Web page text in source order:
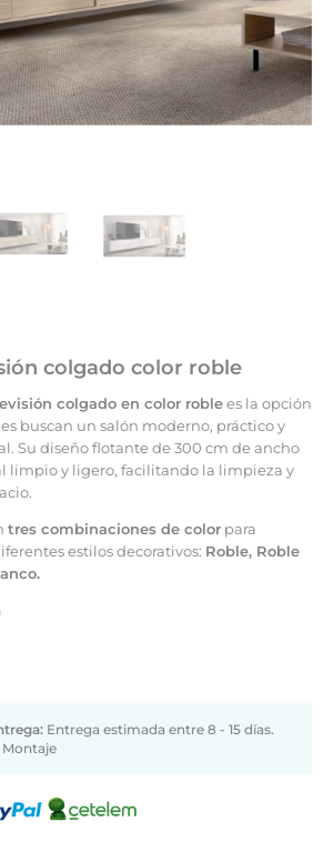
colgado color roble
colgado en color roblees la opción
buscan un salón moderno, práctico y
Su diseño flotante de 300 cm de ancho
limpio y ligero, facilitando la limpieza y
tres combinaciones de colorpara
estilos decorativos: Roble, Roble
Entrega estimada entre 8 - 15 días.